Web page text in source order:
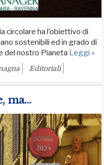
circolare ha l’obiettivo di
sostenibili ed in grado di
del nostro Pianeta Leggi »
Editoriali
ma…